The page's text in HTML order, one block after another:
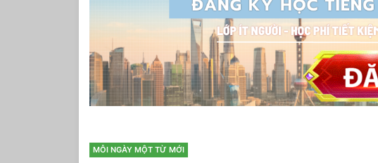
MỖI NGÀY MỘT TỪ MỚI